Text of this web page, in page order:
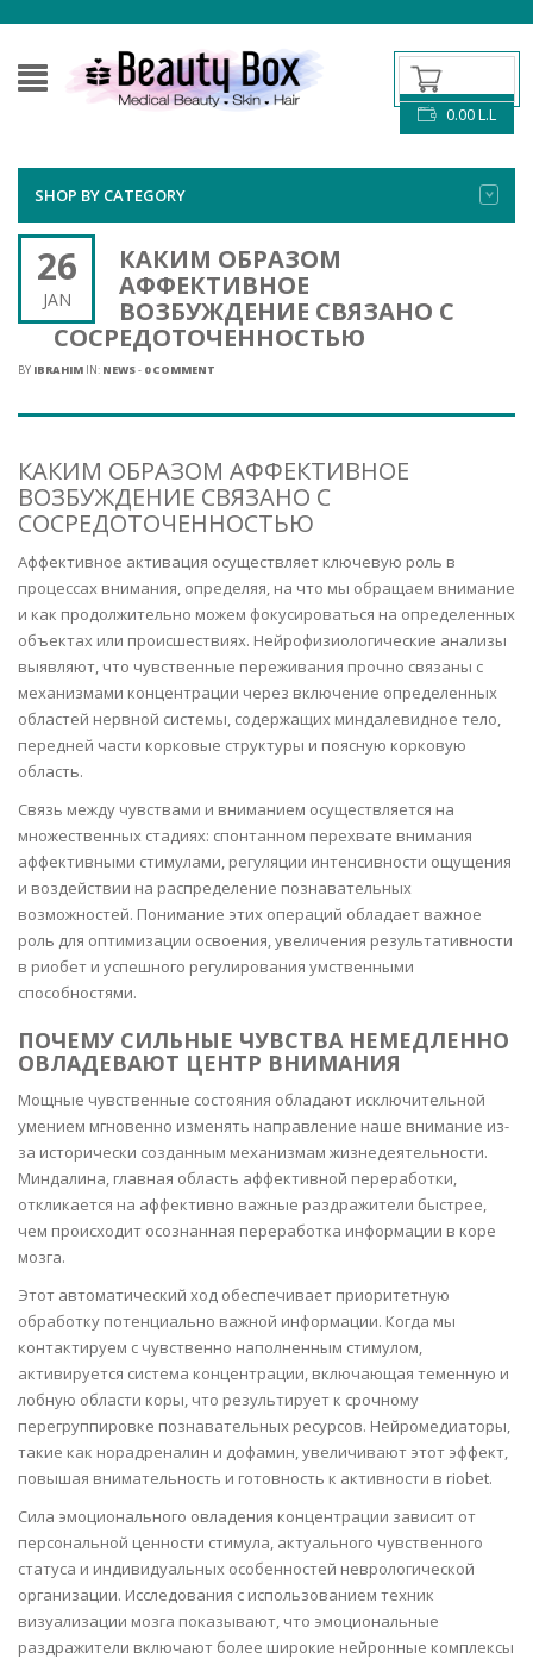
0.00L.L
SHOP BY CATEGORY
26
JAN
КАКИМ ОБРАЗОМ
АФФЕКТИВНОЕ
ВОЗБУЖДЕНИЕ СВЯЗАНО С
СОСРЕДОТОЧЕННОСТЬЮ
BY IBRAHIM IN: NEWS- 0 COMMENT
КАКИМ ОБРАЗОМ АФФЕКТИВНОЕ
ВОЗБУЖДЕНИЕ СВЯЗАНО С
СОСРЕДОТОЧЕННОСТЬЮ
Аффективное активация осуществляет ключевую роль в
процессах внимания, определяя, на что мы обращаем внимание
и как продолжительно можем фокусироваться на определенных
объектах или происшествиях. Нейрофизиологические анализы
выявляют, что чувственные переживания прочно связаны с
механизмами концентрации через включение определенных
областей нервной системы, содержащих миндалевидное тело,
передней части корковые структуры и поясную корковую
область.
Связь между чувствами и вниманием осуществляется на
множественных стадиях: спонтанном перехвате внимания
аффективными стимулами, регуляции интенсивности ощущения
и воздействии на распределение познавательных
возможностей. Понимание этих операций обладает важное
роль для оптимизации освоения, увеличения результативности
в риобет и успешного регулирования умственными
способностями.
ПОЧЕМУ СИЛЬНЫЕ ЧУВСТВА НЕМЕДЛЕННО
ОВЛАДЕВАЮТ ЦЕНТР ВНИМАНИЯ
Мощные чувственные состояния обладают исключительной
умением мгновенно изменять направление наше внимание из-
за исторически созданным механизмам жизнедеятельности.
Миндалина, главная область аффективной переработки,
откликается на аффективно важные раздражители быстрее,
чем происходит осознанная переработка информации в коре
мозга.
Этот автоматический ход обеспечивает приоритетную
обработку потенциально важной информации. Когда мы
контактируем с чувственно наполненным стимулом,
активируется система концентрации, включающая теменную и
лобную области коры, что результирует к срочному
перегруппировке познавательных ресурсов. Нейромедиаторы,
такие как норадреналин и дофамин, увеличивают этот эффект,
повышая внимательность и готовность к активности в riobet.
Сила эмоционального овладения концентрации зависит от
персональной ценности стимула, актуального чувственного
статуса и индивидуальных особенностей неврологической
организации. Исследования с использованием техник
визуализации мозга показывают, что эмоциональные
раздражители включают более широкие нейронные комплексы